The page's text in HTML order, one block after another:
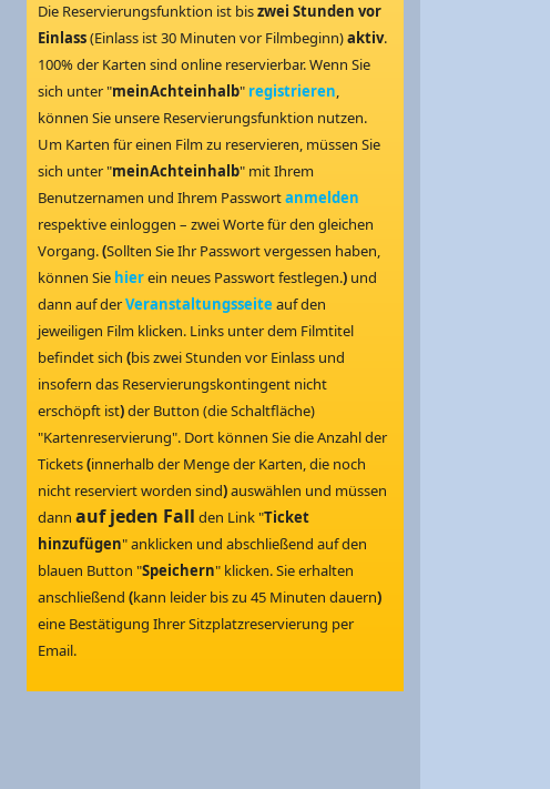
Die Reservierungsfunktion ist biszwei Stunden vor
Einlass(Einlass ist 30 Minuten vor Filmbeginn)aktiv.
100% der Karten sind online reservierbar. Wenn Sie
sich unter "meinAchteinhalb" registrieren,
können Sie unsere Reservierungsfunktion nutzen.
Um Karten für einen Film zu reservieren, müssen Sie
sich unter "meinAchteinhalb" mit Ihrem
Benutzernamen und Ihrem Passwortanmelden
respektive einloggen – zwei Worte für den gleichen
Vorgang.(Sollten Sie Ihr Passwort vergessen haben,
können Sie hierein neues Passwort festlegen.) und
dann auf derVeranstaltungsseiteauf den
jeweiligen Film klicken. Links unter dem Filmtitel
befindet sich (bis zwei Stunden vor Einlass und
insofern das Reservierungskontingent nicht
erschöpft ist)der Button (die Schaltfläche)
"Kartenreservierung". Dort können Sie die Anzahl der
Tickets(innerhalb der Menge der Karten, die noch
nicht reserviert worden sind)auswählen und müssen
dann auf jeden Fall den Link "Ticket
hinzufügen" anklicken und abschließend auf den
blauen Button "Speichern" klicken. Sie erhalten
anschließend (kann leider bis zu 45 Minuten dauern)
eine Bestätigung Ihrer Sitzplatzreservierung per
Email.